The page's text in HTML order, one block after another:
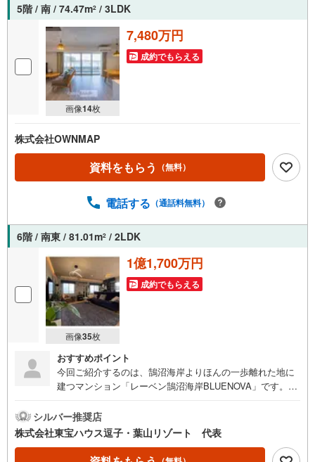
5階 / 南 / 74.47m2 / 3LDK
画像14枚
7,480万円
成約でもらえる
株式会社OWNMAP
資料をもらう （無料）
電話する （通話料無料）
6階 / 南東 / 81.01m2 / 2LDK
画像35枚
1億1,700万円
成約でもらえる
おすすめポイント
今回ご紹介するのは、鵠沼海岸よりほんの一歩離れた地に
建つマンション「レーベン鵠沼海岸BLUENOVA」です。ぜ
供させていただきます。《東宝ハウス逗子葉山リゾート》
私たちは、この地域に特化した不動産仲介を通じて、皆さ
まが理想とする暮らしを実現するお手伝いをしています。
住まい選びは、単に「家を買う・借りる」ことではなく
シルバー推奨店
株式会社東宝ハウス逗子・葉山リゾート 代表